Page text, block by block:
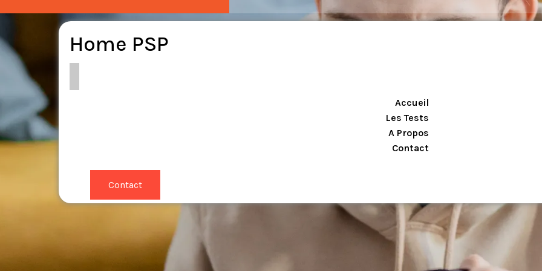
Home PSP
Accueil
Les Tests
A Propos
Contact
Contact